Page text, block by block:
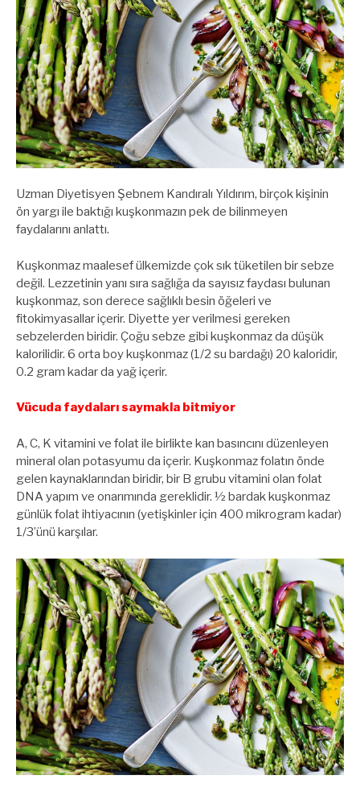
Uzman Diyetisyen Şebnem Kandıralı Yıldırım, birçok kişinin
ön yargı ile baktığı kuşkonmazın pek de bilinmeyen
faydalarını anlattı.
Kuşkonmaz maalesef ülkemizde çok sık tüketilen bir sebze
değil. Lezzetinin yanı sıra sağlığa da sayısız faydası bulunan
kuşkonmaz, son derece sağlıklı besin öğeleri ve
fitokimyasallar içerir. Diyette yer verilmesi gereken
sebzelerden biridir. Çoğu sebze gibi kuşkonmaz da düşük
kalorilidir. 6 orta boy kuşkonmaz (1/2 su bardağı) 20 kaloridir,
0.2 gram kadar da yağ içerir.
Vücuda faydaları saymakla bitmiyor
A, C, K vitamini ve folat ile birlikte kan basıncını düzenleyen
mineral olan potasyumu da içerir. Kuşkonmaz folatın önde
gelen kaynaklarından biridir, bir B grubu vitamini olan folat
DNA yapım ve onarımında gereklidir. ½ bardak kuşkonmaz
günlük folat ihtiyacının (yetişkinler için 400 mikrogram kadar)
1/3’ünü karşılar.